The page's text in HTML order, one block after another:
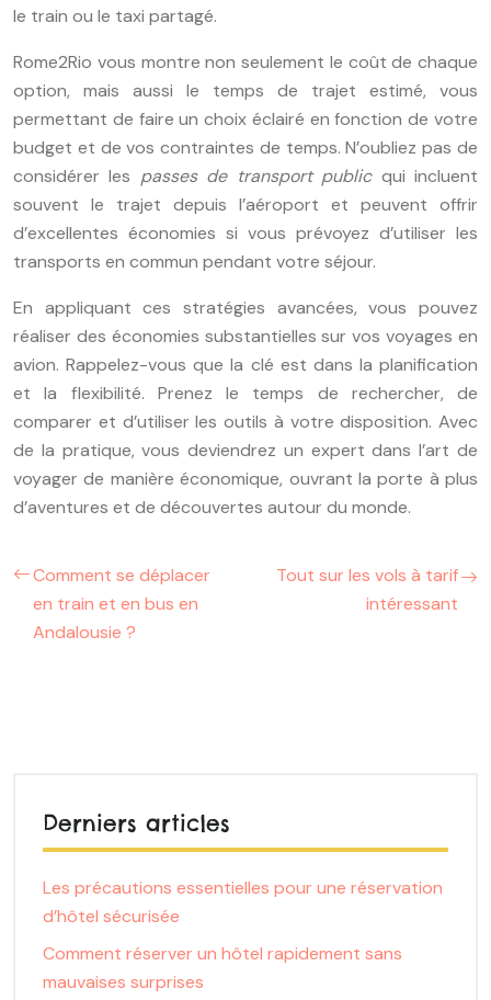
le train ou le taxi partagé.
Rome2Rio vous montre non seulement le coût de chaque
option, mais aussi le temps de trajet estimé, vous
permettant de faire un choix éclairé en fonction de votre
budget et de vos contraintes de temps. N’oubliez pas de
considérer les passes de transport public qui incluent
souvent le trajet depuis l’aéroport et peuvent offrir
d’excellentes économies si vous prévoyez d’utiliser les
transports en commun pendant votre séjour.
En appliquant ces stratégies avancées, vous pouvez
réaliser des économies substantielles sur vos voyages en
avion. Rappelez-vous que la clé est dans la planification
et la flexibilité. Prenez le temps de rechercher, de
comparer et d’utiliser les outils à votre disposition. Avec
de la pratique, vous deviendrez un expert dans l’art de
voyager de manière économique, ouvrant la porte à plus
d’aventures et de découvertes autour du monde.
Comment se déplacer
en train et en bus en
Andalousie ?
Tout sur les vols à tarif
intéressant
Derniers articles
Les précautions essentielles pour une réservation
d’hôtel sécurisée
Comment réserver un hôtel rapidement sans
mauvaises surprises